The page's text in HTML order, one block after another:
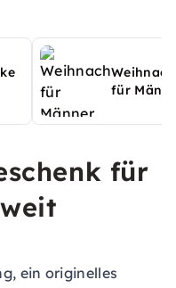
für
für
ein originelles